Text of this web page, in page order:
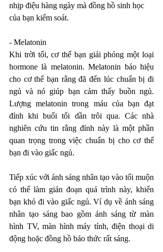
nhịp điệu hàng ngày mà đồng hồ sinh học
của bạn kiểm soát.
- Melatonin
Khi trời tối, cơ thể bạn giải phóng một loại
hormone là melatonin. Melatonin báo hiệu
cho cơ thể bạn rằng đã đến lúc chuẩn bị đi
ngủ và nó giúp bạn cảm thấy buồn ngủ.
Lượng melatonin trong máu của bạn đạt
đỉnh khi buổi tối dần trôi qua. Các nhà
nghiên cứu tin rằng đỉnh này là một phần
quan trọng trong việc chuẩn bị cho cơ thể
bạn đi vào giấc ngủ.
Tiếp xúc với ánh sáng nhân tạo vào tối muộn
có thể làm gián đoạn quá trình này, khiến
bạn khó đi vào giấc ngủ. Ví dụ về ánh sáng
nhân tạo sáng bao gồm ánh sáng từ màn
hình TV, màn hình máy tính, điện thoại di
động hoặc đồng hồ báo thức rất sáng.